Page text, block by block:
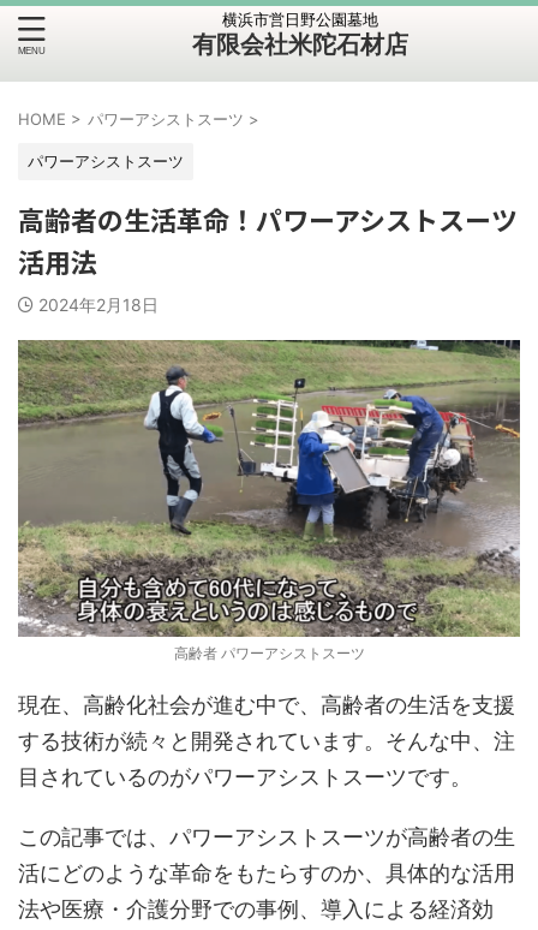
横浜市営日野公園墓地
有限会社米陀石材店
HOME > パワーアシストスーツ >
パワーアシストスーツ
高齢者の生活革命！パワーアシストスーツ
活用法
2024年2月18日
高齢者 パワーアシストスーツ
現在、高齢化社会が進む中で、高齢者の生活を支援
する技術が続々と開発されています。そんな中、注
目されているのがパワーアシストスーツです。
この記事では、パワーアシストスーツが高齢者の生
活にどのような革命をもたらすのか、具体的な活用
法や医療・介護分野での事例、導入による経済効